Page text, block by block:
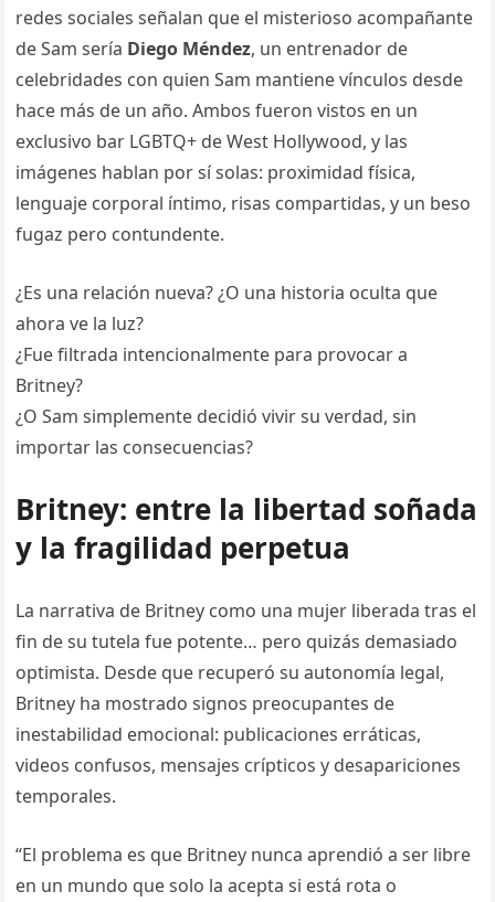
redes sociales señalan que el misterioso acompañante
de Sam sería Diego Méndez, un entrenador de
celebridades con quien Sam mantiene vínculos desde
hace más de un año. Ambos fueron vistos en un
exclusivo bar LGBTQ+ de West Hollywood, y las
imágenes hablan por sí solas: proximidad física,
lenguaje corporal íntimo, risas compartidas, y un beso
fugaz pero contundente.
¿Es una relación nueva? ¿O una historia oculta que
ahora ve la luz?
¿Fue filtrada intencionalmente para provocar a
Britney?
¿O Sam simplemente decidió vivir su verdad, sin
importar las consecuencias?
Britney: entre la libertad soñada
y la fragilidad perpetua
La narrativa de Britney como una mujer liberada tras el
fin de su tutela fue potente… pero quizás demasiado
optimista. Desde que recuperó su autonomía legal,
Britney ha mostrado signos preocupantes de
inestabilidad emocional: publicaciones erráticas,
videos confusos, mensajes crípticos y desapariciones
temporales.
“El problema es que Britney nunca aprendió a ser libre
en un mundo que solo la acepta si está rota o